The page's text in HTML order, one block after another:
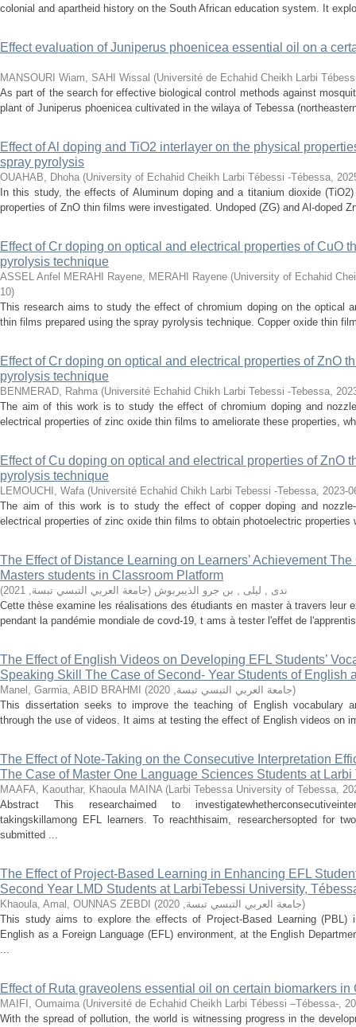
colonial and apartheid history on the South African education system. It
Effect evaluation of Juniperus phoenicea essential oil on a
MANSOURI Wiam, SAHI Wissal (Université de Echahid Cheikh Larbi
As part of the search for effective biological control methods against
plant of Juniperus phoenicea cultivated in the wilaya of Tebessa
Effect of Al doping and TiO2 interlayer on the physical
spray pyrolysis
OUAHAB, Dhoha (University of Echahid Cheikh Larbi Tébessi -Tébessa,
In this study, the effects of Aluminum doping and a titanium dioxide
properties of ZnO thin films were investigated. Undoped (ZG) and Al-doped
Effect of Cr doping on optical and electrical properties of CuO
pyrolysis technique
ASSEL Anfel MERAHI Rayene, MERAHI Rayene (University of Echahid
10)
This research aims to study the effect of chromium doping on the optical
thin films prepared using the spray pyrolysis technique. Copper oxide thin
Effect of Cr doping on optical and electrical properties of ZnO
pyrolysis technique
BENMERAD, Rahma (Université Echahid Chikh Larbi Tebessi -Tebessa,
The aim of this work is to study the effect of chromium doping and
electrical properties of zinc oxide thin films to ameliorate these properties,
Effect of Cu doping on optical and electrical properties of ZnO
pyrolysis technique
LEMOUCHI, Wafa (Université Echahid Chikh Larbi Tebessi -Tebessa, 2023-
The aim of this work is to study the effect of copper doping and
electrical properties of zinc oxide thin films to obtain photoelectric
The Effect of Distance Learning on Learners’ Achievement
Masters students in Classroom Platform
ندى , ليلى , بن جرو الذيبربوش (جامعة العربي التبسي تبسة,
2021
)
Cette thèse examine les réalisations des étudiants en master à travers leur
pendant la pandémie mondiale de covd-19, t ams à tester l'effet de
The Effect of English Videos on Developing EFL Students’
Speaking Skill The Case of Second- Year Students of English
Manel, Garmia, ABID BRAHMI ( جامعة العربي التبسي تبسة,
2020
)
This dissertation seeks to improve the teaching of English vocabulary
through the use of videos. It aims at testing the effect of English videos on
The Effect of Note-Taking on the Consecutive Interpretation
The Case of Master One Language Sciences Students at
MAAFA, Kaouthar, Khaoula MAINA (Larbi Tebessa University of Tebessa,
Abstract This researchaimed to
takingskillamong EFL learners. To reachthisaim, researchersopted for
submitted ...
The Effect of Project-Based Learning in Enhancing EFL
Second Year LMD Students at LarbiTebessi University,
Khaoula, Amal, OUNNAS ZEBDI ( جامعة العربي التبسي تبسة,
2020
)
This study aims to explore the effects of Project-Based Learning (PBL)
English as a Foreign Language (EFL) environment, at the English
...
Effect of Ruta graveolens essential oil on certain biomarkers
MAIFI, Oumaima (Université de Echahid Cheikh Larbi Tébessi –Tébessa-,
With the spread of pollution, the world is witnessing progress in the